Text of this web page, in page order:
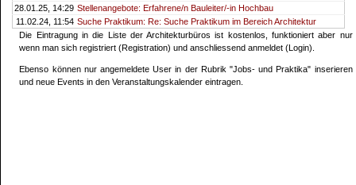
28.01.25, 14:29 Stellenangebote: Erfahrene/n Bauleiter/-in Hochbau
11.02.24, 11:54 Suche Praktikum: Re: Suche Praktikum im Bereich Architektur
Die Eintragung in die Liste der Architekturbüros ist kostenlos, funktioniert aber nur
wenn man sich registriert (Registration) und anschliessend anmeldet (Login).
Ebenso können nur angemeldete User in der Rubrik "Jobs- und Praktika" inserieren
und neue Events in den Veranstaltungskalender eintragen.